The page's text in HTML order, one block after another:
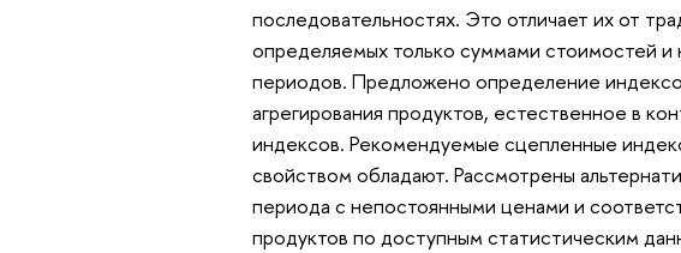
последовательностях. Это отличает их от
определяемых только суммами стоимостей и
периодов. Предложено определение
агрегирования продуктов, естественное в
индексов. Рекомендуемые сцепленные
свойством обладают. Рассмотрены
периода с непостоянными ценами и
продуктов по доступным статистическим